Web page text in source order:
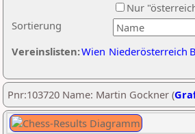
Sortierung
Nur
Vereinslisten:Wien Niederösterreich
Pnr:103720 Name: Martin Gockner (